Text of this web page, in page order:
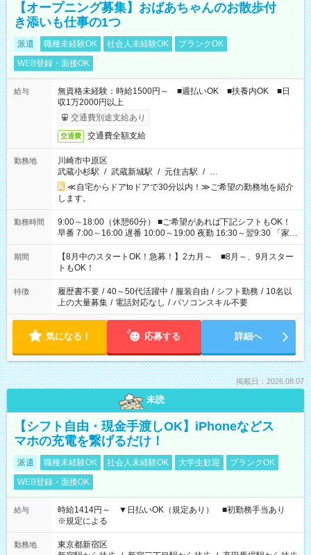
【オープニング募集】おばあちゃんのお散歩付
き添いも仕事の1つ
派遣 職種未経験OK 社会人未経験OK
ブランクOK
WEB登録・面接OK
給与
無資格未経験：時給1500円～ ■週払いOK ■扶養内OK ■日
収1万2000円以上
交通費別途支給あり
交通費 交通費全額支給
勤務地
川崎市中原区
武蔵小杉駅 / 武蔵新城駅 / 元住吉駅 / …
≪自宅からドアtoドアで30分以内！≫ご希望の勤務地を紹介
します。
勤務時間
9:00～18:00（休憩60分） ■ご希望があれば下記シフトもOK！
早番 7:00～16:00 遅番 10:00～19:00 夜勤 16:30～翌9:30 「家族
と休みを合わせたい」 「余裕を持って夕飯の準備がしたい」
「できれば残業はしたくない」 など、ご希望を教えてください
ね。 ※Wワーク希望の方へ 今ご覧のお仕事で希望する勤務時間
と、もう1つのお仕事の勤務時間。 合計で週40時間を超える場
合は応募できません。
期間
【8月中のスタートOK！急募！】2カ月～ ■8月～、9月スター
トもOK！
特徴 履歴書不要 / 40～50代活躍中 / 服装自由 / シフト勤務 / 10名以
上の大量募集 / 電話対応なし / パソコンスキル不要
気になる！ 応募する 詳細へ
掲載日：2026.08.07
未読
【シフト自由・現金手渡しOK】iPhoneなどス
マホの充電を繋げるだけ！
派遣 職種未経験OK 社会人未経験OK 大学生歓迎
ブランクOK
WEB登録・面接OK
給与
時給1414円～ ▼日払いOK（規定あり） ■初勤務手当あり
※規定による
勤務地
東京都新宿区